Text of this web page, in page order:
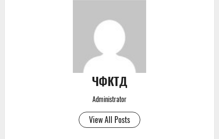
ЧФКТД
Administrator
View All Posts